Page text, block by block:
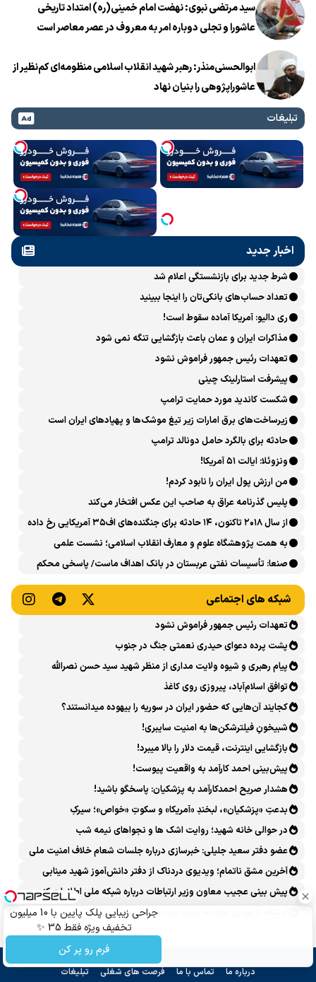
جراحی زیبایی پلک پایین با 10 میلیون
تخفیف ویژه فقط 35 ✨
فرم رو پر کن
سید مرتضی نبوی: نهضت امام خمینی(ره) امتداد تاریخی
عاشورا و تجلی دوباره امر به معروف در عصر معاصر است
ابوالحسنی‌منذر: رهبر شهید انقلاب اسلامی منظومه‌ای کم‌نظیر از
عاشوراپژوهی را بنیان نهاد
تبلیغات
اخبار جدید
شرط جدید برای بازنشستگی اعلام شد
تعداد حساب‌های بانکی‌تان را اینجا ببینید
ری دالیو: آمریکا آماده سقوط است!
مذاکرات ایران و عمان باعث بازگشایی تنگه نمی شود
تعهدات رئیس جمهور فراموش نشود
پیشرفت ‏استارلینک چینی
شکست کاندید مورد حمایت ترامپ
زیرساخت‌های برق امارات زیر تیغ موشک‌ها و پهپادهای ایران است
حادثه برای بالگرد حامل دونالد ترامپ
ونزوئلا: ایالت ۵۱ آمریکا!
من ارزش پول ایران را نابود کردم!
پلیس گذرنامه عراق به صاحب این عکس افتخار می‌کند
از سال ۲۰۱۸ تاکنون، ۱۴ حادثه برای جنگنده‌های اف۳۵ آمریکایی رخ داده
است
به همت پژوهشگاه علوم و معارف انقلاب اسلامی؛ نشست علمی
«اربعین حسینی در منظومه فکری رهبر شهید، امام خامنه‌ای» برگزار
صنعا: تأسیسات نفتی عربستان در بانک اهداف ماست/ پاسخی محکم
شبکه های اجتماعی
تعهدات رئیس جمهور فراموش نشود
پشت پرده دعوای حیدری نعمتی جنگ در جنوب
پیام رهبری و شیوه ولایت مداری از منظر شهید سید حسن نصرالله
توافق اسلام‌آباد، پیروزی روی کاغذ
کجایند آن‌هایی که حضور ایران در سوریه را بیهوده میدانستند؟
شبیخونِ فیلترشکن‌ها به امنیت سایبری!
بازگشایی اینترنت، قیمت دلار را بالا میبرد!
پیش‌بینی احمد کارآمد به واقعیت پیوست!
هشدار صریح احمدکارآمد به پزشکیان: پاسخگو باشید!
بدعتِ «پزشکیان»، لبخندِ «آمریکا» و سکوتِ «خواص»؛ سیرکِ
قانون‌گریزی در روز روشن!
در حوالی خانه شهید؛ روایت اشک ها و نجواهای نیمه شب
عضو دفتر سعید جلیلی: خبرسازی درباره جلسات شعام خلاف امنیت ملی
است
آخرین مشق ناتمام؛ ویدیوی دردناک از دفتر دانش‌آموز شهید مینابی
پربازدید شد
پیش بینی عجیب معاون وزیر ارتباطات درباره شبکه ملی اطلاعات که
از تنگه تا تهران؛ معادله جدید نبرد ایران و آمریکا
درباره ما تماس با ما فرصت های شغلی تبلیغات